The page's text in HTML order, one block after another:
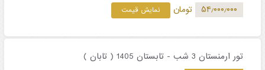
۵۴٫۰۰۰٫۰۰۰ تومان نمایش قیمت
تور ارمنستان 3 شب - تابستان 1405 ( تابان )